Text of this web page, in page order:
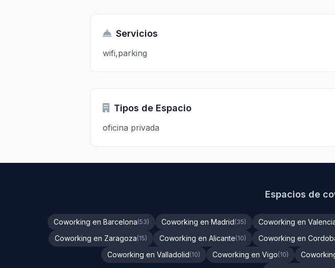
Servicios
wifi,parking
Tipos de Espacio
oficina privada
Espacios de
Coworking en Barcelona(53) Coworking en Madrid(35) Coworking en
Coworking en Zaragoza(15) Coworking en Alicante(10) Coworking en
Coworking en Valladolid(10) Coworking en Vigo(10)